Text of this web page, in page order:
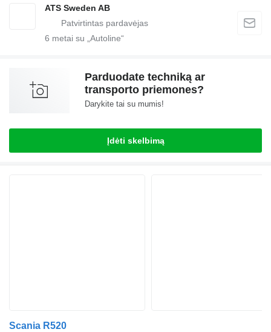
ATS Sweden AB
6 metai su „Autoline“
Parduodate techniką ar
transporto priemones?
Darykite tai su mumis!
Įdėti skelbimą
Scania R520